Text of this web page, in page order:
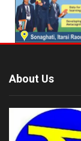
About Us